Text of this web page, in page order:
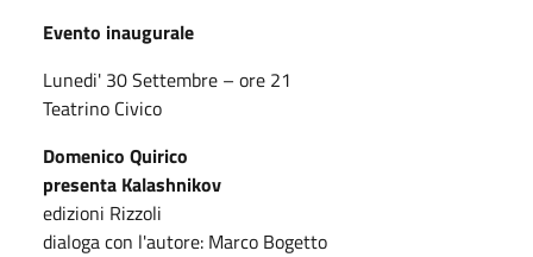
Evento inaugurale
Lunedi' 30 Settembre – ore 21
Teatrino Civico
Domenico Quirico
presenta Kalashnikov
edizioni Rizzoli
dialoga con l'autore: Marco Bogetto